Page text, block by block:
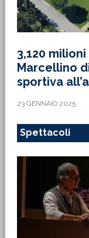
3,120
Marcellino
sportiva
23 GENNAIO 2025
Spettacoli